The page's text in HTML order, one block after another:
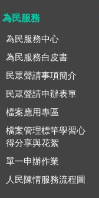
為民服務
為民服務中心
為民服務白皮書
民眾聲請事項簡介
民眾聲請申辦表單
檔案應用專區
檔案管理標竿學習心
得分享與花絮
單一申辦作業
人民陳情服務流程圖